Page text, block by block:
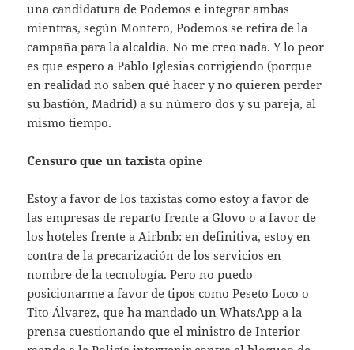
una candidatura de Podemos e integrar ambas
mientras, según Montero, Podemos se retira de la
campaña para la alcaldía. No me creo nada. Y lo peor
es que espero a Pablo Iglesias corrigiendo (porque
en realidad no saben qué hacer y no quieren perder
su bastión, Madrid) a su número dos y su pareja, al
mismo tiempo.
Censuro que un taxista opine
Estoy a favor de los taxistas como estoy a favor de
las empresas de reparto frente a Glovo o a favor de
los hoteles frente a Airbnb: en definitiva, estoy en
contra de la precarización de los servicios en
nombre de la tecnología. Pero no puedo
posicionarme a favor de tipos como Peseto Loco o
Tito Álvarez, que ha mandado un WhatsApp a la
prensa cuestionando que el ministro de Interior